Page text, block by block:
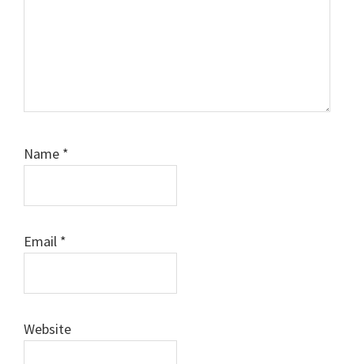
Name *
Email *
Website